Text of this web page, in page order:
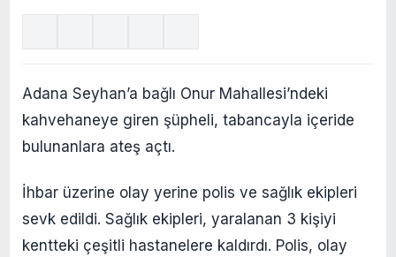
Adana Seyhan’a bağlı Onur Mahallesi’ndeki
kahvehaneye giren şüpheli, tabancayla içeride
bulunanlara ateş açtı.
İhbar üzerine olay yerine polis ve sağlık ekipleri
sevk edildi. Sağlık ekipleri, yaralanan 3 kişiyi
kentteki çeşitli hastanelere kaldırdı. Polis, olay